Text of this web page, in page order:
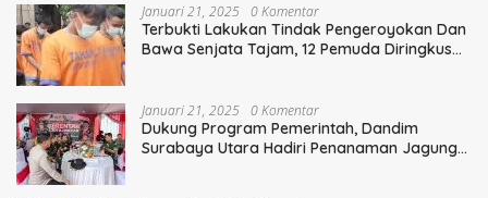
Januari 21, 2025 0 Komentar
Terbukti Lakukan Tindak Pengeroyokan Dan
Bawa Senjata Tajam, 12 Pemuda Diringkus
Januari 21, 2025 0 Komentar
Dukung Program Pemerintah, Dandim
Surabaya Utara Hadiri Penanaman Jagung